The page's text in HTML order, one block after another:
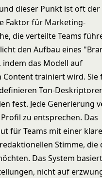
dieser Punkt ist oft der
Faktor für Marketing-
die verteilte Teams
den Aufbau eines
indem das Modell auf
Content trainiert wird. Sie
Ton-
fest. Jede Generierung
zu entsprechen. Das
für Teams mit einer
Stimme, die
Das System
nicht auf